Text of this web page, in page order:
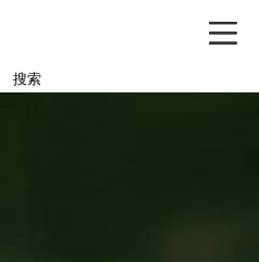
搜索